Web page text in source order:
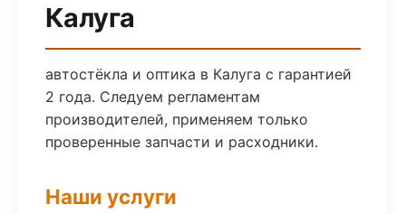
Калуга
автостёкла и оптика в Калуга с гарантией
2 года. Следуем регламентам
производителей, применяем только
проверенные запчасти и расходники.
Наши услуги